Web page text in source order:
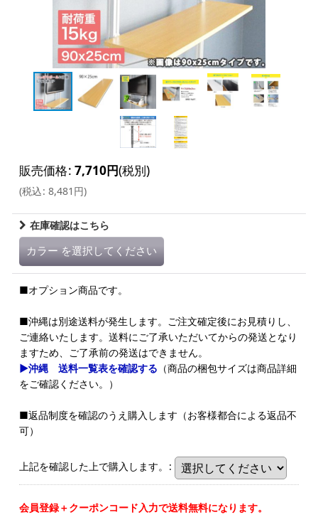
販売価格: 7,710円(税別)
(税込: 8,481 円)
在庫確認はこちら
カラー を選択してください
■オプション商品です。
■沖縄は別途送料が発生します。ご注文確定後にお見積りし、
ご連絡いたします。送料にご了承いただいてからの発送となり
ますため、ご了承前の発送はできません。
▶沖縄 送料一覧表を確認する （商品の梱包サイズは商品詳細
をご確認ください。）
■返品制度を確認のうえ購入します（お客様都合による返品不
可）
上記を確認した上で購入します。 :
会員登録＋クーポンコード入力で送料無料になります。